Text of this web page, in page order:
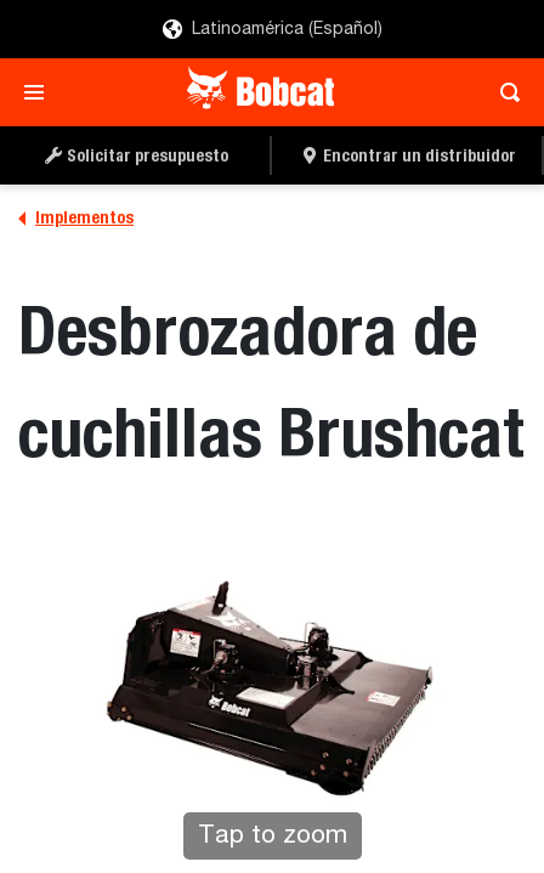
Latinoamérica (Español)
Solicitar presupuesto Encontrar un distribuidor
Implementos
Desbrozadora de
cuchillas Brushcat
Tap to zoom
LOCALIZAR UN